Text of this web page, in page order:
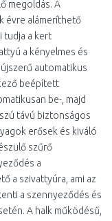
megoldás. A
évre alámeríthető
tudja a kert
a kényelmes és
automatikus
beépített
be-, majd
távú biztonságos
erősek és kiváló
szűrő
a
a szivattyúra, ami az
a szennyeződés és
A halk működésű,